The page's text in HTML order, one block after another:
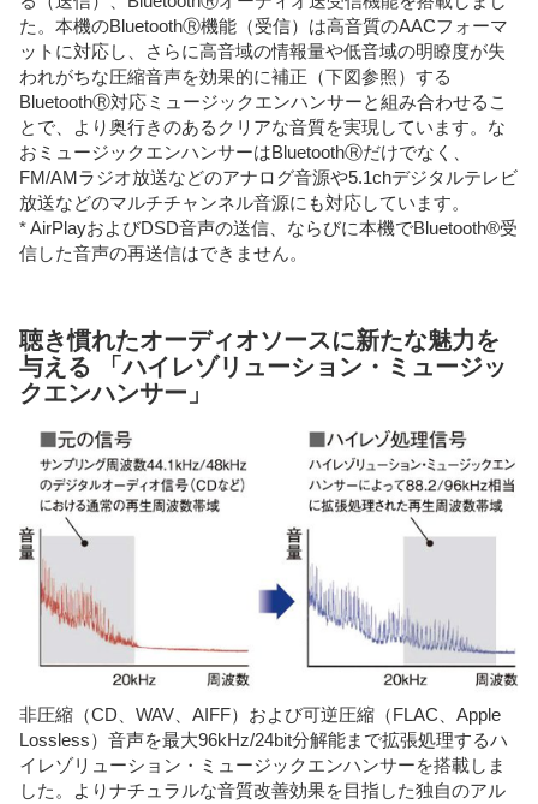
た。本機のBluetoothⓇ機能（受信）は高音質のAACフォーマ
ットに対応し、さらに高音域の情報量や低音域の明瞭度が失
われがちな圧縮音声を効果的に補正（下図参照）する
BluetoothⓇ対応ミュージックエンハンサーと組み合わせるこ
とで、より奥行きのあるクリアな音質を実現しています。な
おミュージックエンハンサーはBluetoothⓇだけでなく、
FM/AMラジオ放送などのアナログ音源や5.1chデジタルテレビ
放送などのマルチチャンネル音源にも対応しています。
* AirPlayおよびDSD音声の送信、ならびに本機でBluetooth®受
信した音声の再送信はできません。
聴き慣れたオーディオソースに新たな魅力を
与える 「ハイレゾリューション・ミュージッ
クエンハンサー」
非圧縮（CD、WAV、AIFF）および可逆圧縮（FLAC、Apple
Lossless）音声を最大96kHz/24bit分解能まで拡張処理するハ
イレゾリューション・ミュージックエンハンサーを搭載しま
した。よりナチュラルな音質改善効果を目指した独自のアル